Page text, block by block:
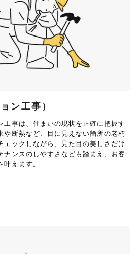
ン工事）
工事は、住まいの現状を正確に把握す
や断熱など、目に見えない箇所の老朽
ェックしながら、見た目の美しさだけ
ナンスのしやすさなども踏まえ、お客
えます。